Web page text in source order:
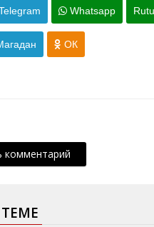
Whatsapp
ОК
комментарий